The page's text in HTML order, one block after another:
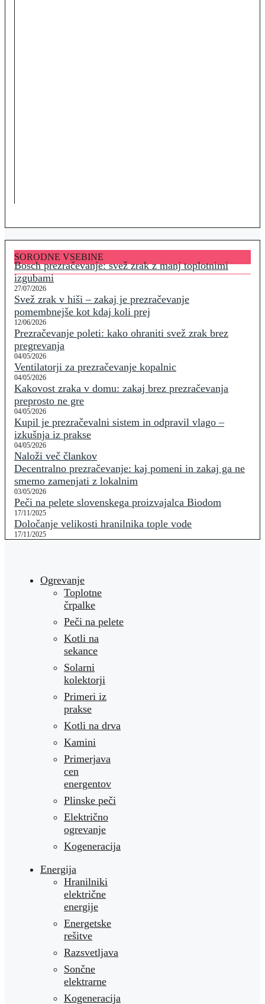
SORODNE VSEBINE
Bosch prezračevanje: svež zrak z manj toplotnimi
izgubami
27/07/2026
Svež zrak v hiši – zakaj je prezračevanje
pomembnejše kot kdaj koli prej
12/06/2026
Prezračevanje poleti: kako ohraniti svež zrak brez
pregrevanja
04/05/2026
Ventilatorji za prezračevanje kopalnic
04/05/2026
Kakovost zraka v domu: zakaj brez prezračevanja
preprosto ne gre
04/05/2026
Kupil je prezračevalni sistem in odpravil vlago –
izkušnja iz prakse
04/05/2026
Naloži več člankov
Decentralno prezračevanje: kaj pomeni in zakaj ga ne
smemo zamenjati z lokalnim
03/05/2026
Peči na pelete slovenskega proizvajalca Biodom
17/11/2025
Določanje velikosti hranilnika tople vode
17/11/2025
Ogrevanje
Toplotne
črpalke
Peči na pelete
Kotli na
sekance
Solarni
kolektorji
Primeri iz
prakse
Kotli na drva
Kamini
Primerjava
cen
energentov
Plinske peči
Električno
ogrevanje
Kogeneracija
Energija
Hranilniki
električne
energije
Energetske
rešitve
Razsvetljava
Sončne
elektrarne
Kogeneracija